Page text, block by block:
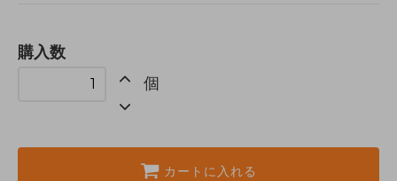
購入数
個
カートに入れる